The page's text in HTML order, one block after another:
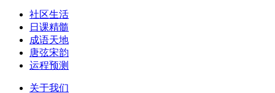
社区生活
日课精髓
成语天地
唐弦宋韵
运程预测
关于我们